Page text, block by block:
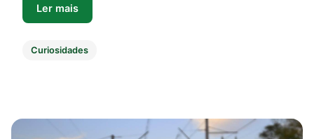
Ler mais
Curiosidades